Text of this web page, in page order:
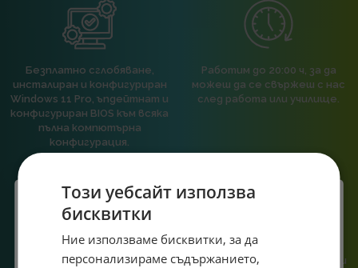
Безплатно сглобяване,
инсталиран и конфигуриран
Windows 11 Pro, ъпдейтнат и
конфигуриран BIOS към всяка
пълна компютърна
конфигурация.
Работим до 20:00 ч, за да
можеш да се свържеш с нас
след работа или училище.
При нас говориш с реален
човек, не с чатбот, когато
Сглобяваме, поддържаме и
обслужваме. Като магазин и
Този уебсайт използва
бисквитки
Ние използваме бисквитки, за да
персонализираме съдържанието,
Специален подарък за